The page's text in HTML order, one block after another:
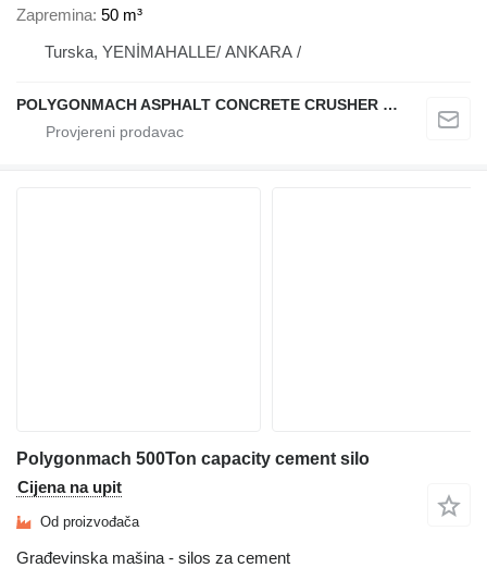
Zapremina 50 m³
Turska, YENİMAHALLE/ ANKARA /
POLYGONMACH ASPHALT CONCRETE CRUSHER SYSTEMS
Polygonmach 500Ton capacity cement silo
Cijena na upit
Od proizvođača
Građevinska mašina - silos za cement